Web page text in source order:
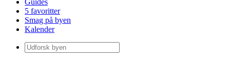
Guides
5 favoritter
Smag på byen
Kalender